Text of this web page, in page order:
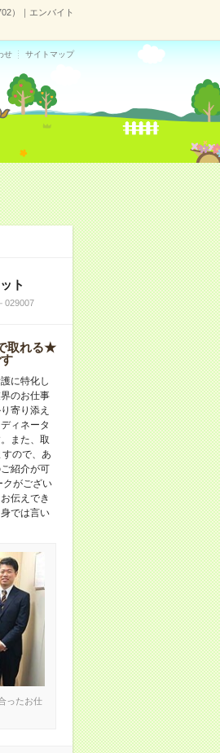
）｜エンバイト
せ サイトマップ
ト
029007
取れる★
に特化し
のお仕事
寄り添え
ィネータ
また、取
ので、あ
紹介が可
クがござい
伝えでき
では言い
ったお仕